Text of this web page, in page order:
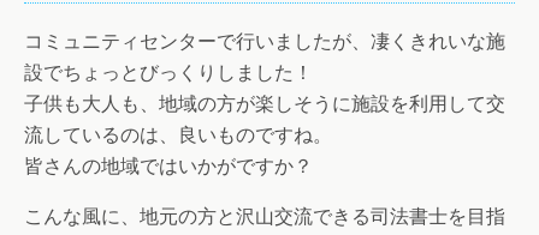
コミュニティセンターで行いましたが、凄くきれいな施
設でちょっとびっくりしました！
子供も大人も、地域の方が楽しそうに施設を利用して交
流しているのは、良いものですね。
皆さんの地域ではいかがですか？
こんな風に、地元の方と沢山交流できる司法書士を目指